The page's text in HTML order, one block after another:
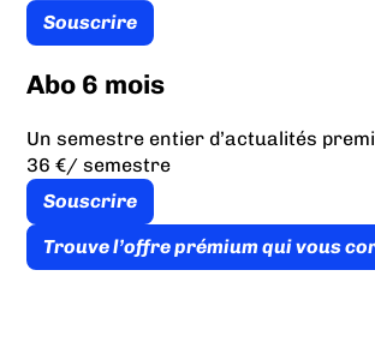
Souscrire
Abo 6 mois
Un semestre entier d’actualités
36 €/ semestre
Souscrire
Trouve l’offre prémium qui vous